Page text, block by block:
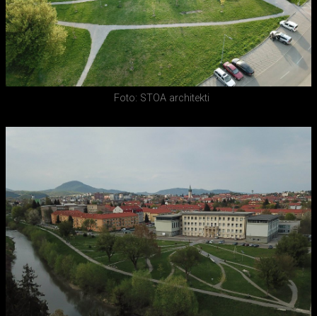
Foto: STOA architekti